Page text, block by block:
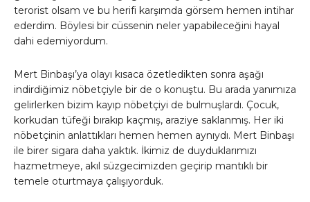
terorist olsam ve bu herifi karşımda görsem hemen intihar
ederdim. Böylesi bir cüssenin neler yapabileceğini hayal
dahi edemiyordum.
Mert Binbaşı’ya olayı kısaca özetledikten sonra aşağı
indirdiğimiz nöbetçiyle bir de o konuştu. Bu arada yanımıza
gelirlerken bizim kayıp nöbetçiyi de bulmuşlardı. Çocuk,
korkudan tüfeği bırakıp kaçmış, araziye saklanmış. Her iki
nöbetçinin anlattıkları hemen hemen aynıydı. Mert Binbaşı
ile birer sigara daha yaktık. İkimiz de duyduklarımızı
hazmetmeye, akıl süzgecimizden geçirip mantıklı bir
temele oturtmaya çalışıyorduk.